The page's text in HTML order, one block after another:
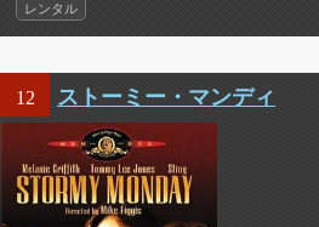
レンタル
12 ストーミー・マンディ